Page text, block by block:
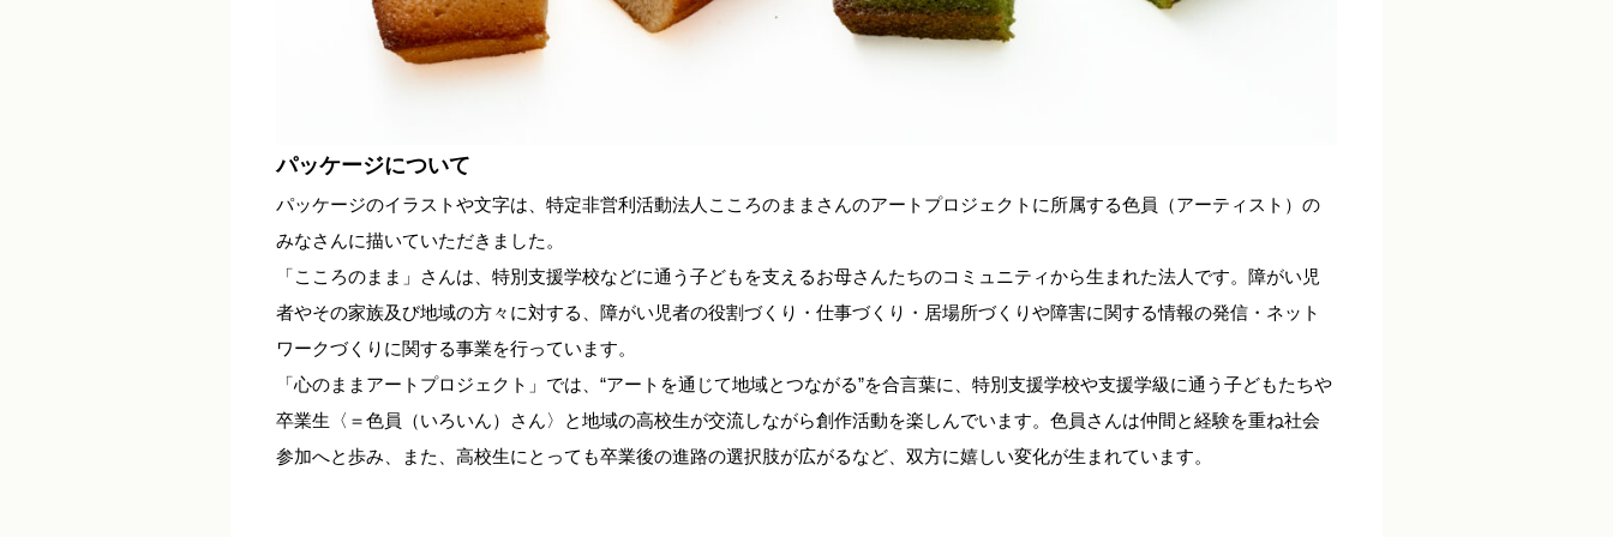
パッケージについて
パッケージのイラストや文字は、 特定非営利活動法人こころのまま さんのアートプロジェクトに所属する色員（アーティスト）の
みなさんに描いていただきました。
「こころのまま」さんは、特別支援学校などに通う子どもを支えるお母さんたちのコミュニティから生まれた法人です。障がい児
者やその家族及び地域の方々に対する、障がい児者の役割づくり・仕事づくり・居場所づくりや障害に関する情報の発信・ネット
ワークづくりに関する事業を行っています。
「心のままアートプロジェクト」では、“アートを通じて地域とつながる”を合言葉に、特別支援学校や支援学級に通う子どもたちや
卒業生〈＝色員（いろいん）さん〉と地域の高校生が交流しながら創作活動を楽しんでいます。色員さんは仲間と経験を重ね社会
参加へと歩み、また、高校生にとっても卒業後の進路の選択肢が広がるなど、双方に嬉しい変化が生まれています。